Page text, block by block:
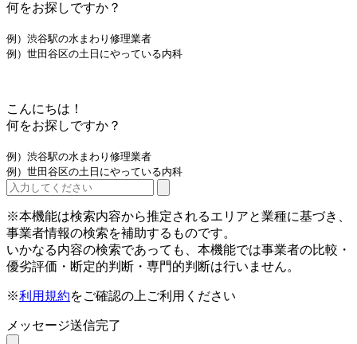
何をお探しですか？
例）渋谷駅の水まわり修理業者
例）世田谷区の土日にやっている内科
こんにちは！
何をお探しですか？
例）渋谷駅の水まわり修理業者
例）世田谷区の土日にやっている内科
※本機能は検索内容から推定されるエリアと業種に基づき、
事業者情報の検索を補助するものです。
いかなる内容の検索であっても、本機能では事業者の比較・
優劣評価・断定的判断・専門的判断は行いません。
※利用規約をご確認の上ご利用ください
メッセージ送信完了